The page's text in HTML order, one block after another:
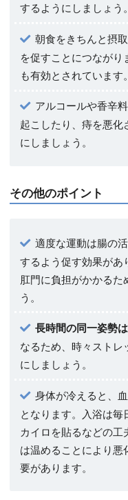
するようにしましょう。
朝食をきちんと摂
を促すことにつなが
も有効とされています。
アルコールや香辛
起こしたり、痔を悪化
にしましょう。
その他のポイント
適度な運動は腸の
するよう促す効果があ
肛門に負担がかかるた
う。
長時間の同一姿勢
なるため、時々ストレ
にしましょう。
身体が冷えると、
となります。入浴は
カイロを貼るなどの工
は温めることにより悪
要があります。